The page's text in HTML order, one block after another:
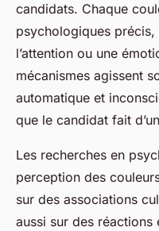
candidats. Chaque
psychologiques
l’attention ou une
mécanismes agissent
automatique et
que le candidat fait
Les recherches en
perception des
sur des associations
aussi sur des réactions